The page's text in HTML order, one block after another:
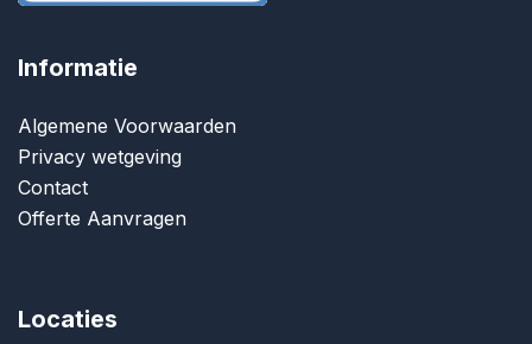
Informatie
Algemene Voorwaarden
Privacy wetgeving
Contact
Offerte Aanvragen
Locaties